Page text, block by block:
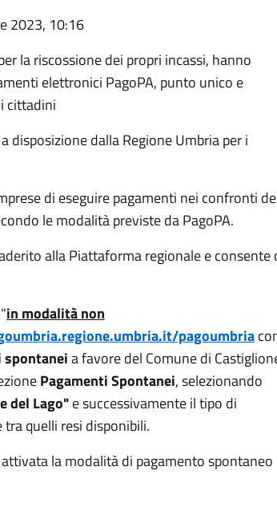
2023, 10:16
la riscossione dei propri incassi, hanno
elettronici PagoPA, punto unico e
cittadini
disposizione dalla Regione Umbria per i
di eseguire pagamenti nei confronti
le modalità previste da PagoPA.
alla Piattaforma regionale e consente
in modalità non
pagoumbria
spontaneia favore del Comune di
Pagamenti Spontanei, selezionando
del Lago"e successivamente il tipo di
quelli resi disponibili.
la modalità di pagamento spontaneo